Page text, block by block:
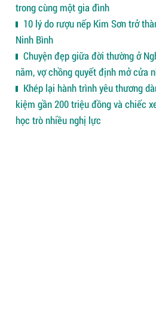
trong cùng một gia đình
10 lý do rượu nếp Kim Sơn trở
Ninh Bình
Chuyện đẹp giữa đời thường ở
năm, vợ chồng quyết định mở cửa
Khép lại hành trình yêu thương
kiệm gần 200 triệu đồng và chiếc
học trò nhiều nghị lực